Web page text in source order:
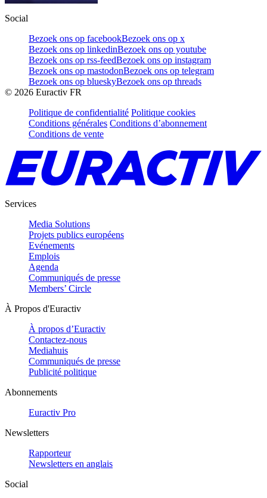
Social
Bezoek ons op facebookBezoek ons op x
Bezoek ons op linkedinBezoek ons op youtube
Bezoek ons op rss-feedBezoek ons op instagram
Bezoek ons op mastodonBezoek ons op telegram
Bezoek ons op blueskyBezoek ons op threads
© 2026 Euractiv FR
Politique de confidentialité Politique cookies
Conditions générales Conditions d’abonnement
Conditions de vente
Services
Media Solutions
Projets publics européens
Evénements
Emplois
Agenda
Communiqués de presse
Members’ Circle
À Propos d'Euractiv
À propos d’Euractiv
Contactez-nous
Mediahuis
Communiqués de presse
Publicité politique
Abonnements
Euractiv Pro
Newsletters
Rapporteur
Newsletters en anglais
Social